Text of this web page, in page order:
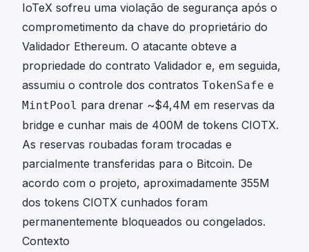
IoTeX sofreu uma violação de segurança após o
comprometimento da chave do proprietário do
Validador Ethereum. O atacante obteve a
propriedade do contrato Validador e, em seguida,
assumiu o controle dos contratos TokenSafe e
MintPool para drenar ~$4,4M em reservas da
bridge e cunhar mais de 400M de tokens CIOTX.
As reservas roubadas foram trocadas e
parcialmente transferidas para o Bitcoin. De
acordo com o projeto, aproximadamente 355M
dos tokens CIOTX cunhados foram
permanentemente bloqueados ou congelados.
Contexto